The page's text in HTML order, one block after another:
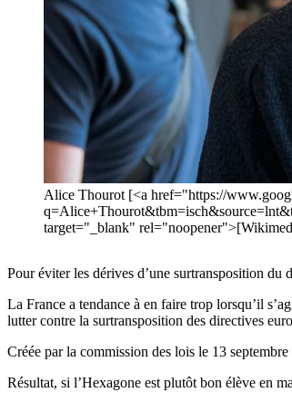
Alice Thourot [<a href="https://
target="_blank"
Pour éviter les dérives d’une surtransposition du
La France a tendance à en faire trop lorsqu’il
lutter contre la surtransposition des directives
Créée par la commission des lois le 13
Résultat, si l’Hexagone est plutôt bon élève en